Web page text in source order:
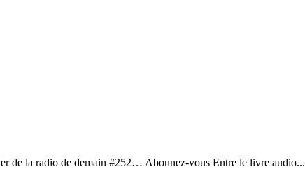
de la radio de demain #252… Abonnez-vous Entre le livre audio...